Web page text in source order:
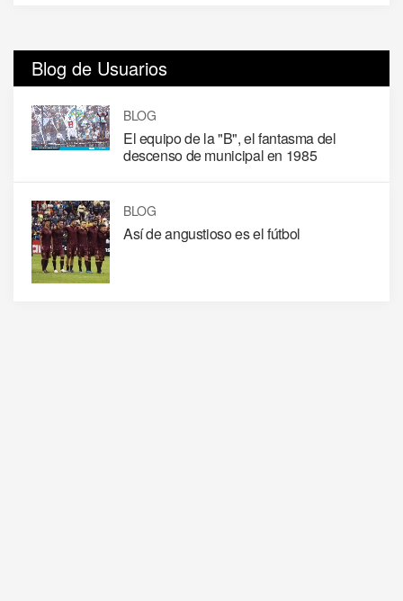
Blog de Usuarios
BLOG
El equipo de la "B", el fantasma del
descenso de municipal en 1985
BLOG
Así de angustioso es el fútbol